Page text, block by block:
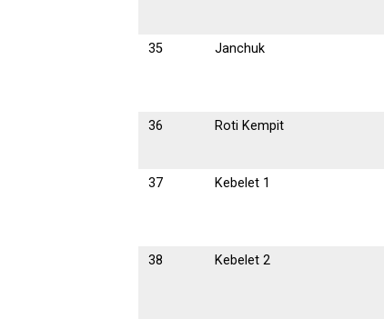
35 Janchuk
36 Roti Kempit
37 Kebelet 1
38 Kebelet 2